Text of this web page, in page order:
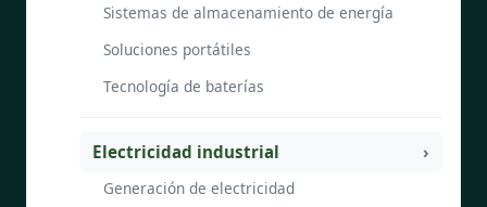
Sistemas de almacenamiento de energía
Soluciones portátiles
Tecnología de baterías
Electricidad industrial
Generación de electricidad